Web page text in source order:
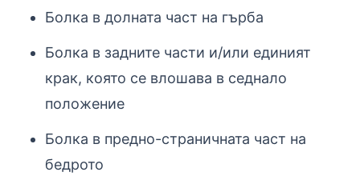
Болка в долната част на гърба
Болка в задните части и/или единият
крак, която се влошава в седнало
положение
Болка в предно-страничната част на
бедрото